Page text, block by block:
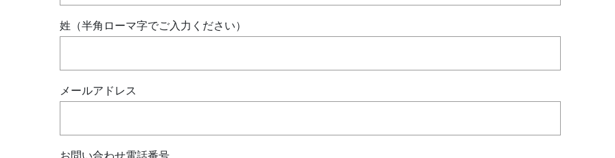
姓（半角ローマ字でご入力ください）
メールアドレス